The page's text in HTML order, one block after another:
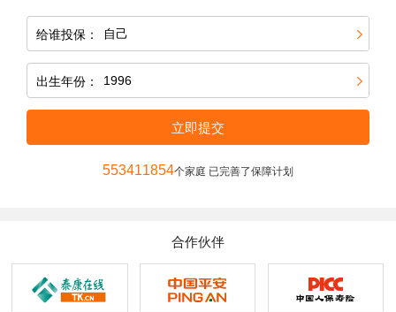
给谁投保：
出生年份：
立即提交
553411854个家庭 已完善了保障计划
合作伙伴